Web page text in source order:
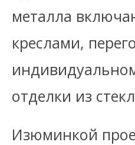
металла
креслами,
отделки из
Изюминкой